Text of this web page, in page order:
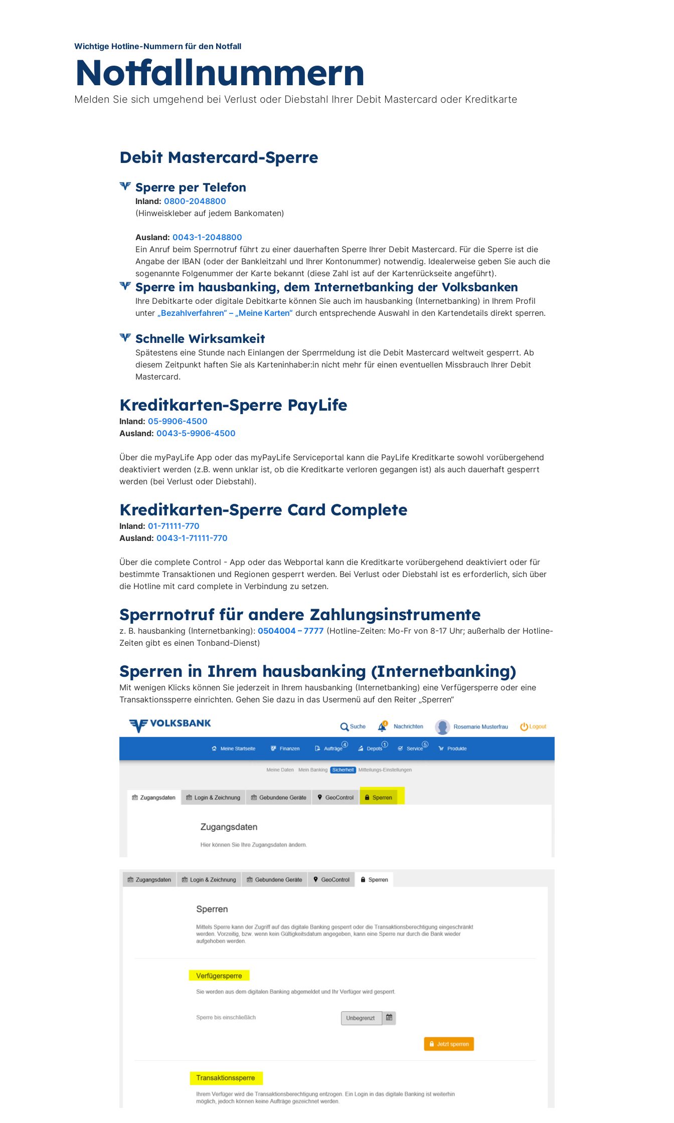
Wichtige Hotline-Nummern für den Notfall
Notfallnummern
Melden Sie sich umgehend bei Verlust oder Diebstahl Ihrer Debit Mastercard oder Kreditkarte
Debit Mastercard-Sperre
Sperre per Telefon
Inland: 0800-2048800
(Hinweiskleber auf jedem Bankomaten)
Ausland: 0043-1-2048800
Ein Anruf beim Sperrnotruf führt zu einer dauerhaften Sperre Ihrer Debit Mastercard. Für die Sperre ist die
Angabe der IBAN (oder der Bankleitzahl und Ihrer Kontonummer) notwendig. Idealerweise geben Sie auch die
sogenannte Folgenummer der Karte bekannt (diese Zahl ist auf der Kartenrückseite angeführt).
Sperre im hausbanking, dem Internetbanking der Volksbanken
Ihre Debitkarte oder digitale Debitkarte können Sie auch im hausbanking (Internetbanking) in Ihrem Profil
unter „Bezahlverfahren“ – „Meine Karten“ durch entsprechende Auswahl in den Kartendetails direkt sperren.
Schnelle Wirksamkeit
Spätestens eine Stunde nach Einlangen der Sperrmeldung ist die Debit Mastercard weltweit gesperrt. Ab
diesem Zeitpunkt haften Sie als Karteninhaber:in nicht mehr für einen eventuellen Missbrauch Ihrer Debit
Mastercard.
Kreditkarten-Sperre PayLife
Inland: 05-9906-4500
Ausland: 0043-5-9906-4500
Über die myPayLife App oder das myPayLife Serviceportal kann die PayLife Kreditkarte sowohl vorübergehend
deaktiviert werden (z.B. wenn unklar ist, ob die Kreditkarte verloren gegangen ist) als auch dauerhaft gesperrt
werden (bei Verlust oder Diebstahl).
Kreditkarten-Sperre Card Complete
Inland: 01-71111-770
Ausland: 0043-1-71111-770
Über die complete Control - App oder das Webportal kann die Kreditkarte vorübergehend deaktiviert oder für
bestimmte Transaktionen und Regionen gesperrt werden. Bei Verlust oder Diebstahl ist es erforderlich, sich über
die Hotline mit card complete in Verbindung zu setzen.
Sperrnotruf für andere Zahlungsinstrumente
z. B. hausbanking (Internetbanking):0504004 – 7777 (Hotline-Zeiten: Mo-Fr von 8-17 Uhr; außerhalb der Hotline-
Zeiten gibt es einen Tonband-Dienst)
Sperren in Ihrem hausbanking (Internetbanking)
Mit wenigen Klicks können Sie jederzeit in Ihrem hausbanking (Internetbanking) eine Verfügersperre oder eine
Transaktionssperre einrichten. Gehen Sie dazu in das Usermenü auf den Reiter „Sperren“